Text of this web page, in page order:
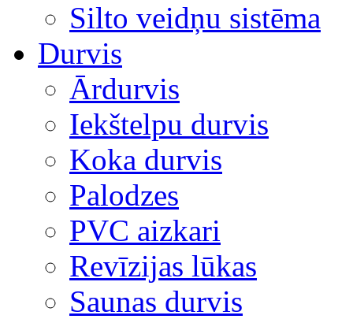
Silto veidņu sistēma
Durvis
Ārdurvis
Iekštelpu durvis
Koka durvis
Palodzes
PVC aizkari
Revīzijas lūkas
Saunas durvis